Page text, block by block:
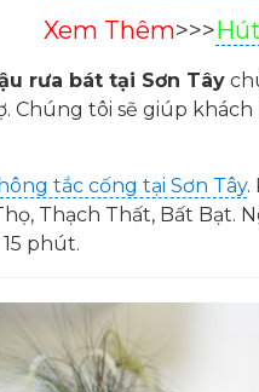
Xem Thêm>>>
rưa bát tại Sơn Tây
Chúng tôi sẽ giúp
tắc cống tại Sơn Tây.
Thạch Thất, Bất Bạt.
phút.